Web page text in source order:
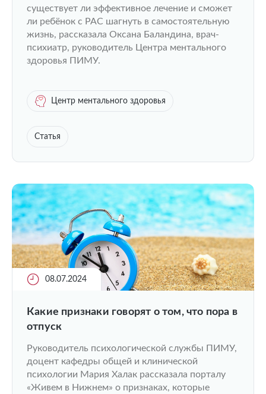
существует ли эффективное лечение и сможет
ли ребёнок с РАС шагнуть в самостоятельную
жизнь, рассказала Оксана Баландина, врач-
психиатр, руководитель Центра ментального
здоровья ПИМУ.
Центр ментального здоровья
Статья
08.07.2024
Какие признаки говорят о том, что пора в
отпуск
Руководитель психологической службы ПИМУ,
доцент кафедры общей и клинической
психологии Мария Халак рассказала порталу
«Живем в Нижнем» о признаках, которые